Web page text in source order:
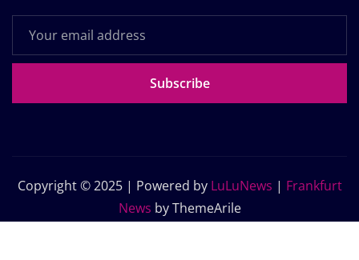
Subscribe
Copyright © 2025 | Powered by LuLuNews | Frankfurt
News by ThemeArile